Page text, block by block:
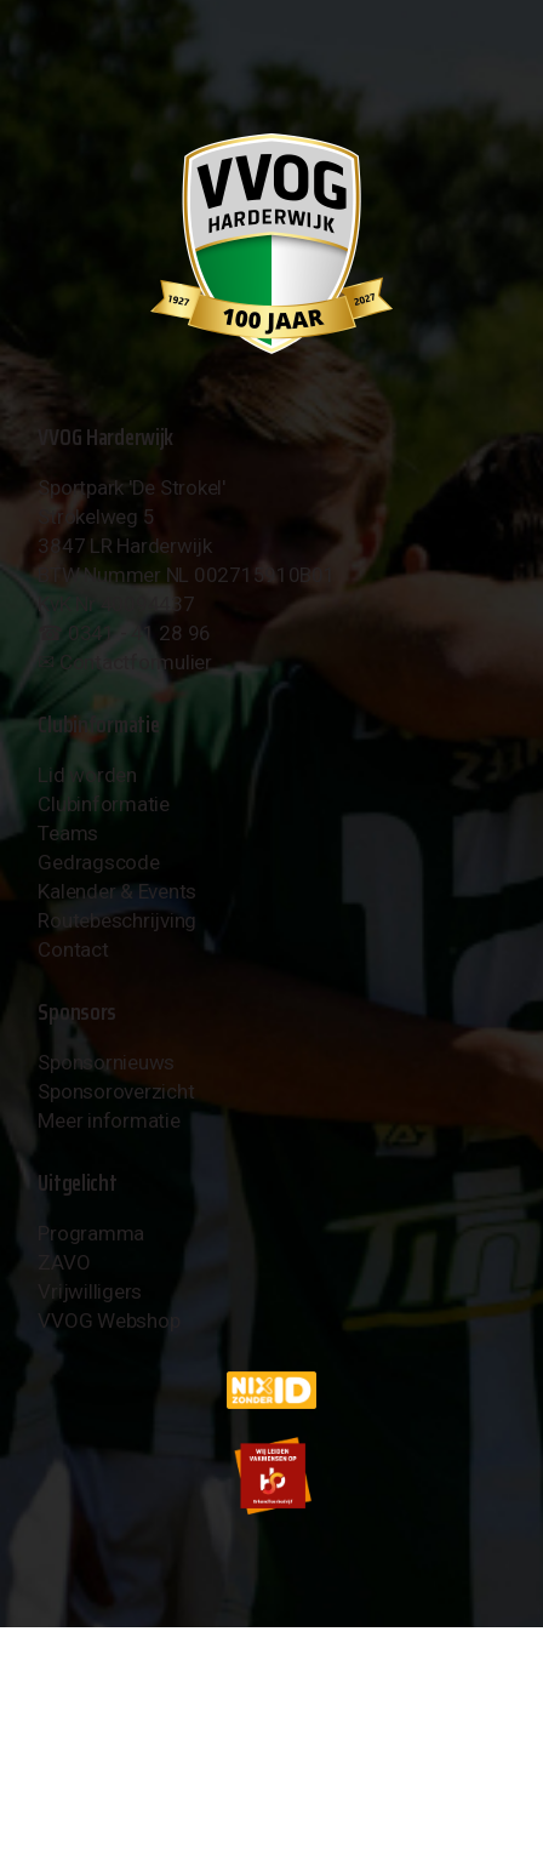
VVOG Harderwijk
Sportpark 'De Strokel'
Strokelweg 5
3847 LR Harderwijk
BTW Nummer NL 002715910B01
KvK Nr 40094437
☎︎ 0341 - 41 28 96
✉︎ Contactformulier
Clubinformatie
Lid worden
Clubinformatie
Teams
Gedragscode
Kalender & Events
Routebeschrijving
Contact
Sponsors
Sponsornieuws
Sponsoroverzicht
Meer informatie
Uitgelicht
Programma
ZAVO
Vrijwilligers
VVOG Webshop